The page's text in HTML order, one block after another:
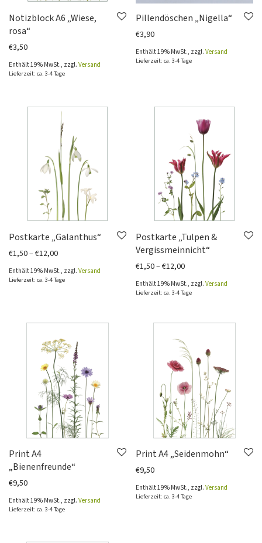
Notizblock A6 „Wiese,
rosa“
€3,50
Enthält 19% MwSt., zzgl. Versand
Lieferzeit: ca. 3-4 Tage
Pillendöschen „Nigella“
€3,90
Enthält 19% MwSt., zzgl. Versand
Lieferzeit: ca. 3-4 Tage
Postkarte „Galanthus“
€1,50–€12,00Preisspanne: €1,50 bis €12,00
Enthält 19% MwSt., zzgl. Versand
Lieferzeit: ca. 3-4 Tage
Postkarte „Tulpen &
Vergissmeinnicht“
€1,50–€12,00Preisspanne: €1,50
Enthält 19% MwSt., zzgl. Versand
Lieferzeit: ca. 3-4 Tage
Print A4
„Bienenfreunde“
€9,50
Enthält 19% MwSt., zzgl. Versand
Lieferzeit: ca. 3-4 Tage
Print A4 „Seidenmohn“
€9,50
Enthält 19% MwSt., zzgl. Versand
Lieferzeit: ca. 3-4 Tage